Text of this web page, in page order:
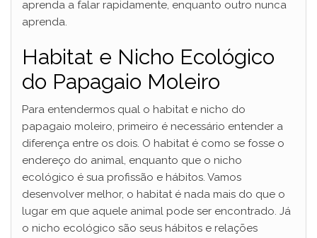
aprenda a falar rapidamente, enquanto outro nunca
aprenda.
Habitat e Nicho Ecológico
do Papagaio Moleiro
Para entendermos qual o habitat e nicho do
papagaio moleiro, primeiro é necessário entender a
diferença entre os dois. O habitat é como se fosse o
endereço do animal, enquanto que o nicho
ecológico é sua profissão e hábitos. Vamos
desenvolver melhor, o habitat é nada mais do que o
lugar em que aquele animal pode ser encontrado. Já
o nicho ecológico são seus hábitos e relações